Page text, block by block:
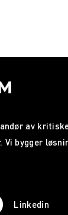
av
Vi bygger
Linkedin